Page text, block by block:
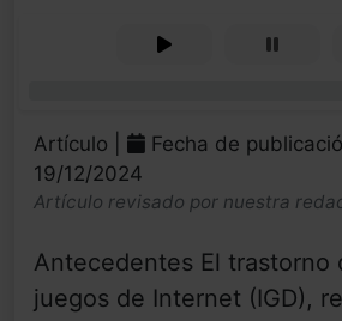
Artículo |
Fecha de
19/12/2024
Artículo revisado por nuestra
Antecedentes El trastorno
juegos de Internet (IGD),